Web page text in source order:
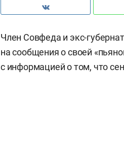
Член Совфеда и экс-
на сообщения о своей
с информацией о том, что